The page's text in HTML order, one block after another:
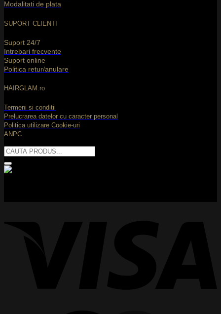
Modalitati de plata
SUPORT CLIENTI
Suport 24/7
Intrebari frecvente
Suport online
Politica retur/anulare
HAIRGLAM.ro
Termeni si conditii
Prelucrarea datelor cu caracter personal
Politica utilizare Cookie-uri
ANPC
Caută
după: